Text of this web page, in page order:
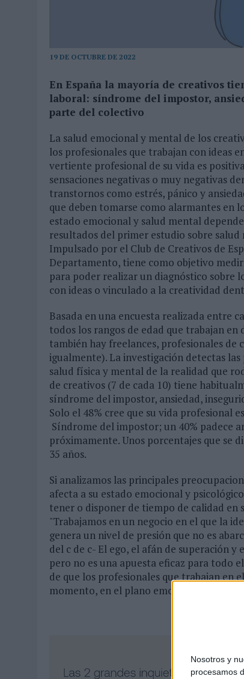
Nosotros y
procesamos
‘ALEXIA PUTELLAS X GALAXY Z FOLD8 – SIN
‘SHOW YOUR SPIRIT’, DE AUTOPRODUCCIÓN
19 DE OCTUBRE DE 2022
En España la mayoría de creativos
laboral: síndrome del impostor,
parte del colectivo
La salud emocional y mental de los
los profesionales que trabajan con ideas
vertiente profesional de su vida es
sensaciones negativas o muy negativas
transtornos como estrés, pánico y
que deben tomarse como alarmantes en
estado emocional y salud mental
resultados del primer estudio sobre
Impulsado por el Club de Creativos de
Departamento, tiene como objetivo
para poder realizar un diagnóstico sobre
con ideas o vinculado a la creatividad
Basada en una encuesta realizada entre
todos los rangos de edad que trabajan
también hay freelances, profesionales de
igualmente). La investigación detectas
salud física y mental de la realidad que
de creativos (7 de cada 10) tiene
síndrome del impostor, ansiedad,
Solo el 48% cree que su vida profesional
Síndrome del impostor; un 40% padece
próximamente. Unos porcentajes que se
35 años.
Si analizamos las principales
afecta a su estado emocional y
tener o disponer de tiempo de calidad en
"Trabajamos en un negocio en el que la
genera un nivel de presión que no es
del c de c- El ego, el afán de superación
pero no es una apuesta eficaz para todo
de que los profesionales que trabajan en
momento, en el plano emocional y